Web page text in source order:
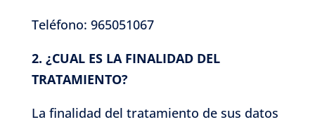
Teléfono: 965051067
2. ¿CUAL ES LA FINALIDAD DEL
TRATAMIENTO?
La finalidad del tratamiento de sus datos